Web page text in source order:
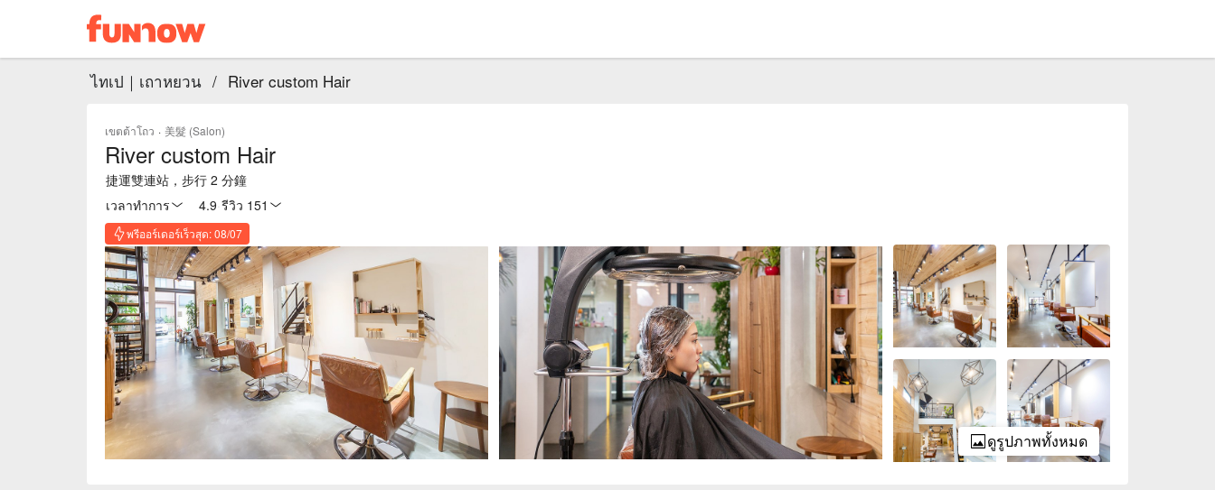
ไทเป｜เถาหยวน / River custom Hair
เขตต้าโถว · 美髮 (Salon)
River custom Hair
捷運雙連站，步行 2 分鐘
เวลาทำการ
4.9 รีวิว 151
พรีออร์เดอร์เร็วสุด: 08/07
ดูรูปภาพทั้งหมด